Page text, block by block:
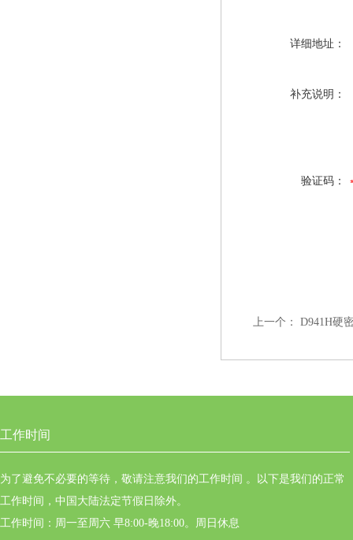
详细地址：
补充说明：
验证码：
上一个： D941H硬
工作时间
为了避免不必要的等待，敬请注意我们的工作时间 。以下是我们的正常
工作时间，中国大陆法定节假日除外。
工作时间：周一至周六 早8:00-晚18:00。周日休息